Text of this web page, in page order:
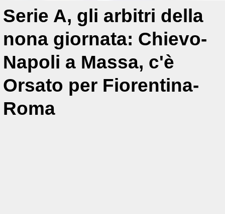
Serie A, gli arbitri della
nona giornata: Chievo-
Napoli a Massa, c'è
Orsato per Fiorentina-
Roma